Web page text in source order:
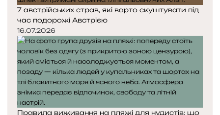
7 австрійських страв, які варто скуштувати під
час подорожі Австрією
16.07.2026
Правила виживання на пляжі для нудистів: що